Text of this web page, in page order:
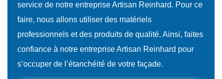
service de notre entreprise Artisan Reinhard. Pour ce
faire, nous allons utiliser des matériels
professionnels et des produits de qualité. Ainsi, faites
confiance à notre entreprise Artisan Reinhard pour
s’occuper de l’étanchéité de votre façade.